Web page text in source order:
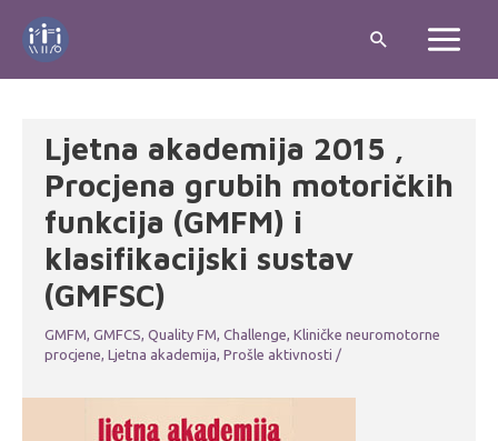
Search
Main
Ljetna akademija 2015 ,
Procjena grubih motoričkih
funkcija (GMFM) i
klasifikacijski sustav
(GMFSC)
GMFM, GMFCS, Quality FM, Challenge, Kliničke neuromotorne
procjene, Ljetna akademija, Prošle aktivnosti /